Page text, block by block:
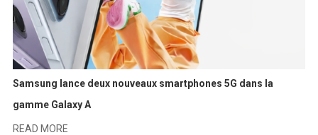
Samsung lance deux nouveaux smartphones 5G dans la
gamme Galaxy A
READ MORE